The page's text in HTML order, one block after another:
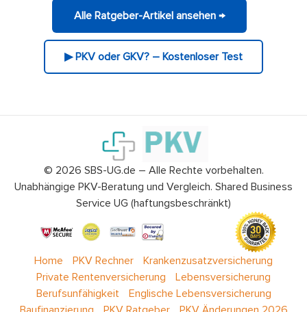
Alle Ratgeber-Artikel ansehen →
▶ PKV oder GKV? – Kostenloser Test
© 2026 SBS-UG.de – Alle Rechte vorbehalten.
Unabhängige PKV-Beratung und Vergleich. Shared Business
Service UG (haftungsbeschränkt)
Home PKV Rechner
Krankenzusatzversicherung
Private Rentenversicherung
Lebensversicherung
Berufsunfähigkeit
Englische Lebensversicherung